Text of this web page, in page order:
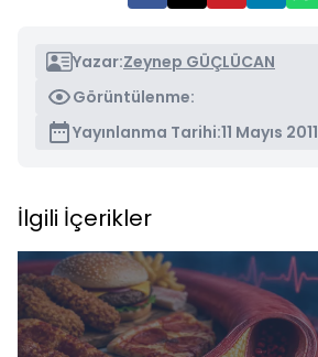
Yazar:Zeynep GÜÇLÜCAN
Görüntülenme:
Yayınlanma Tarihi:11 Mayıs 2011
İlgili İçerikler